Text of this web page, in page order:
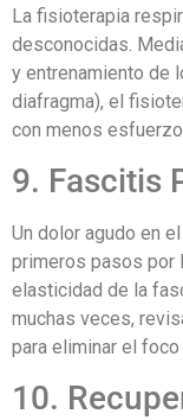
La fisioterapia
desconocidas.
y entrenamiento de
diafragma), el
con menos
9. Fascitis
Un dolor agudo en
primeros pasos por
elasticidad de la
muchas veces,
para eliminar el
10.